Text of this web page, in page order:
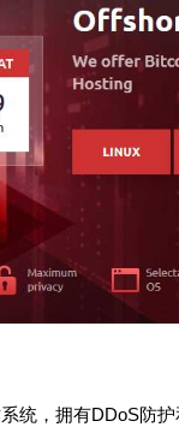
统，拥有DDoS防